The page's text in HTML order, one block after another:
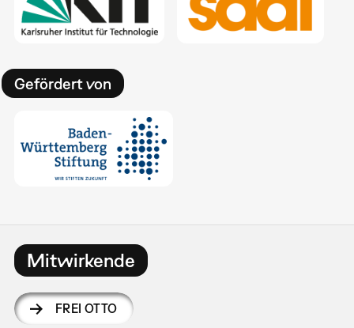
Gefördert von
Mitwirkende
FREI OTTO